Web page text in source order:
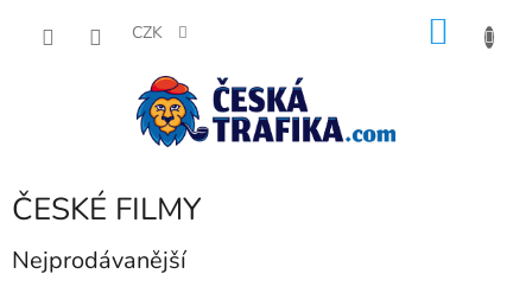
CZK
ČESKÉ FILMY
Nejprodávanější